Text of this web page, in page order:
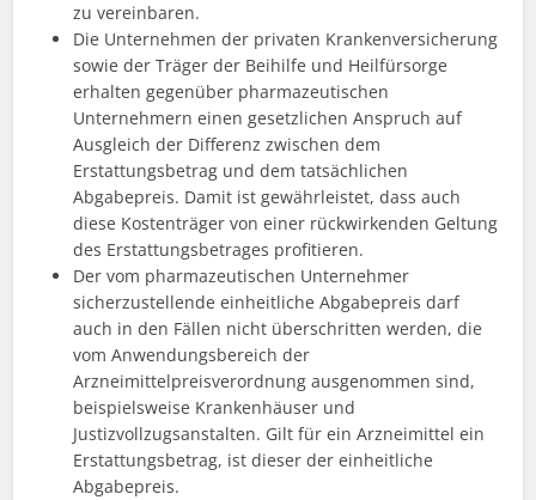
zu vereinbaren.
Die Unternehmen der privaten Krankenversicherung
sowie der Träger der Beihilfe und Heilfürsorge
erhalten gegenüber pharmazeutischen
Unternehmern einen gesetzlichen Anspruch auf
Ausgleich der Differenz zwischen dem
Erstattungsbetrag und dem tatsächlichen
Abgabepreis. Damit ist gewährleistet, dass auch
diese Kostenträger von einer rückwirkenden Geltung
des Erstattungsbetrages profitieren.
Der vom pharmazeutischen Unternehmer
sicherzustellende einheitliche Abgabepreis darf
auch in den Fällen nicht überschritten werden, die
vom Anwendungsbereich der
Arzneimittelpreisverordnung ausgenommen sind,
beispielsweise Krankenhäuser und
Justizvollzugsanstalten. Gilt für ein Arzneimittel ein
Erstattungsbetrag, ist dieser der einheitliche
Abgabepreis.